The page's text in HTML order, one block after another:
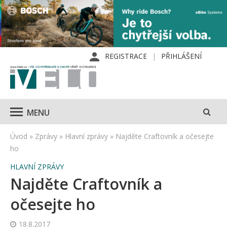
REGISTRACE PŘIHLÁŠENÍ
MENU
Úvod » Zprávy » Hlavní zprávy » Najděte Craftovník a očesejte
ho
HLAVNÍ ZPRÁVY
Najděte Craftovník a
očesejte ho
18.8.2017